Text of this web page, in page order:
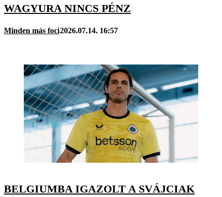
WAGYURA NINCS PÉNZ
Minden más foci2026.07.14. 16:57
BELGIUMBA IGAZOLT A SVÁJCIAK